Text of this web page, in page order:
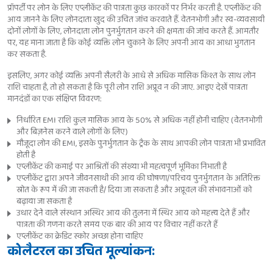
प्रॉपर्टी पर लोन के लिए एप्लीकेंट की पात्रता कुछ कारकों पर निर्भर करती है. एप्लीकेंट की
आय जानने के लिए लोनदाता खुद की उचित जांच करवाते हैं. वेतनभोगी और स्व-व्यवसायी
दोनों लोगों के लिए, लोनदाता लोन पुनर्भुगतान करने की क्षमता की जांच करते हैं. आमतौर
पर, यह माना जाता है कि कोई व्यक्ति लोन चुकाने के लिए अपनी आय का आधा भुगतान
कर सकता है.
इसलिए, अगर कोई व्यक्ति अपनी सैलरी के आधे से अधिक मासिक किश्त के साथ लोन
राशि चाहता है, तो हो सकता है कि पूरी लोन राशि अप्रूव न की जाए. आइए देखें पात्रता
मानदंडों का एक संक्षिप्त विवरण:
निर्धारित EMI राशि कुल मासिक आय के 50% से अधिक नहीं होनी चाहिए (वेतनभोगी
और बिज़नेस करने वाले लोगों के लिए)
मौजूदा लोन की EMI, इसके पुनर्भुगतान के ट्रैक के साथ आपकी लोन पात्रता भी प्रभावित
होती है
एप्लीकेंट की कमाई पर आश्रितों की संख्या भी महत्वपूर्ण भूमिका निभाती है
एप्लीकेंट द्वारा अपने जीवनसाथी की आय की घोषणा/परिचय पुनर्भुगतान के अतिरिक्त
स्रोत के रूप में की जा सकती है/ दिया जा सकता है और अप्रूवल की संभावनाओं को
बढ़ाया जा सकता है
उधार देने वाले संस्थान अस्थिर आय की तुलना में स्थिर आय को महत्त्व देते हैं और
पात्रता की गणना करते समय एक बार की आय पर विचार नहीं करते हैं
एप्लीकेंट का क्रेडिट स्कोर अच्छा होना चाहिए
कोलैटरल का उचित मूल्यांकन: